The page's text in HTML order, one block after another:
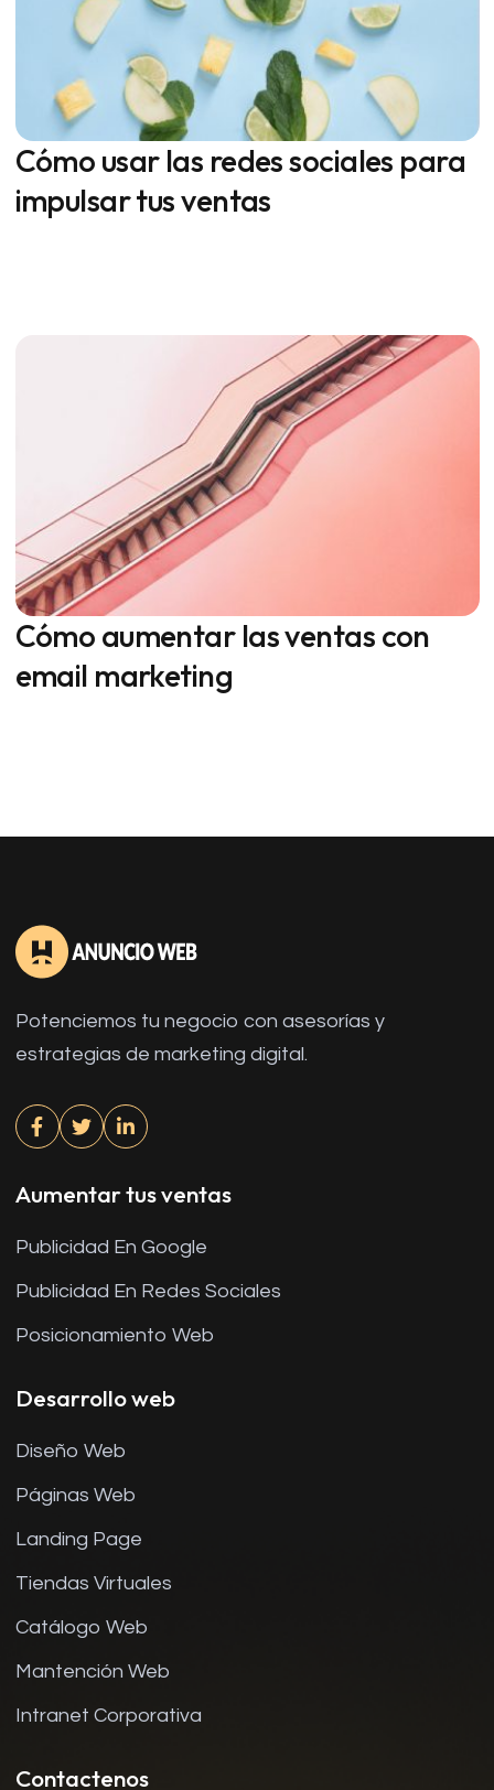
Cómo usar las redes sociales para
impulsar tus ventas
Cómo aumentar las ventas con
email marketing
Potenciemos tu negocio con asesorías y
estrategias de marketing digital.
Aumentar tus ventas
Publicidad En Google
Publicidad En Redes Sociales
Posicionamiento Web
Desarrollo web
Diseño Web
Páginas Web
Landing Page
Tiendas Virtuales
Catálogo Web
Mantención Web
Intranet Corporativa
Contactenos